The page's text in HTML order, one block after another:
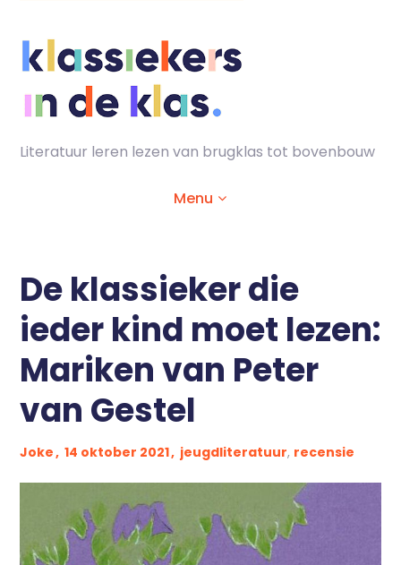
content
Literatuur leren lezen van brugklas tot bovenbouw
Menu
Home
Animaties
Lesmaterialen
Pers
Contact
De klassieker die
ieder kind moet lezen:
Mariken van Peter
van Gestel
Joke 14 oktober 2021 jeugdliteratuur, recensie